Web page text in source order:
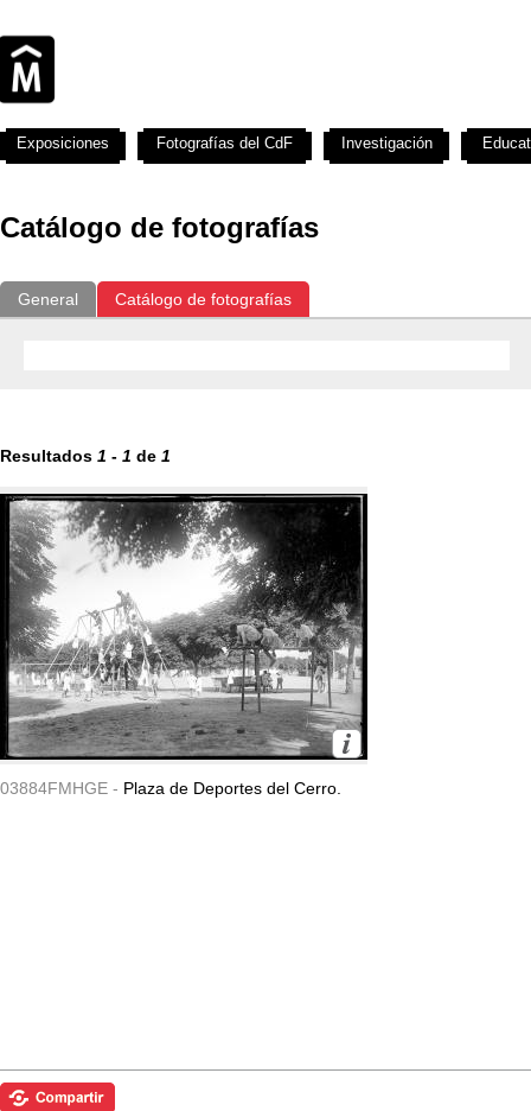
Catálogo de fotografías
General Catálogo de fotografías
Resultados 1 - 1 de 1
03884FMHGE - Plaza de Deportes del Cerro.
Exposiciones Fotografías del CdF Investigación